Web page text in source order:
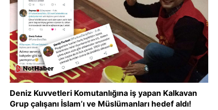
Deniz Kuvvetleri Komutanlığına iş yapan Kalkavan
Grup çalışanı İslam’ı ve Müslümanları hedef aldı!